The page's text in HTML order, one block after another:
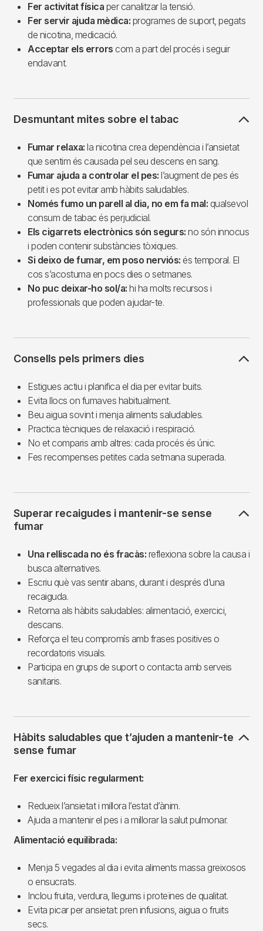
Fer activitat física per canalitzar la tensió.
Fer servir ajuda mèdica: programes de suport, pegats
de nicotina, medicació.
Acceptar els errors com a part del procés i seguir
endavant.
Desmuntant mites sobre el tabac
Fumar relaxa: la nicotina crea dependència i l’ansietat
que sentim és causada pel seu descens en sang.
Fumar ajuda a controlar el pes: l’augment de pes és
petit i es pot evitar amb hàbits saludables.
Només fumo un parell al dia, no em fa mal: qualsevol
consum de tabac és perjudicial.
Els cigarrets electrònics són segurs: no són innocus
i poden contenir substàncies tòxiques.
Si deixo de fumar, em poso nerviós: és temporal. El
cos s’acostuma en pocs dies o setmanes.
No puc deixar-ho sol/a: hi ha molts recursos i
professionals que poden ajudar-te.
Consells pels primers dies
Estigues actiu i planifica el dia per evitar buits.
Evita llocs on fumaves habitualment.
Beu aigua sovint i menja aliments saludables.
Practica tècniques de relaxació i respiració.
No et comparis amb altres: cada procés és únic.
Fes recompenses petites cada setmana superada.
Superar recaigudes i mantenir-se sense
fumar
Una relliscada no és fracàs: reflexiona sobre la causa i
busca alternatives.
Escriu què vas sentir abans, durant i després d’una
recaiguda.
Retorna als hàbits saludables: alimentació, exercici,
descans.
Reforça el teu compromís amb frases positives o
recordatoris visuals.
Participa en grups de suport o contacta amb serveis
sanitaris.
Hàbits saludables que t’ajuden a mantenir-te
sense fumar
Fer exercici físic regularment:
Redueix l’ansietat i millora l’estat d’ànim.
Ajuda a mantenir el pes i a millorar la salut pulmonar.
Alimentació equilibrada:
Menja 5 vegades al dia i evita aliments massa greixosos
o ensucrats.
Inclou fruita, verdura, llegums i proteïnes de qualitat.
Evita picar per ansietat: pren infusions, aigua o fruits
secs.